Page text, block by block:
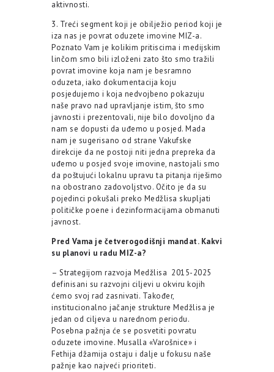
aktivnosti.
3. Treći segment koji je obilježio period koji je
iza nas je povrat oduzete imovine MIZ-a.
Poznato Vam je kolikim pritiscima i medijskim
linčom smo bili izloženi zato što smo tražili
povrat imovine koja nam je besramno
oduzeta, iako dokumentacija koju
posjedujemo i koja nedvojbeno pokazuju
naše pravo nad upravljanje istim, što smo
javnosti i prezentovali, nije bilo dovoljno da
nam se dopusti da uđemo u posjed. Mada
nam je sugerisano od strane Vakufske
direkcije da ne postoji niti jedna prepreka da
uđemo u posjed svoje imovine, nastojali smo
da poštujući lokalnu upravu ta pitanja riješimo
na obostrano zadovoljstvo. Očito je da su
pojedinci pokušali preko Medžlisa skupljati
političke poene i dezinformacijama obmanuti
javnost.
Pred Vama je četverogodišnji mandat. Kakvi
su planovi u radu MIZ-a?
– Strategijom razvoja Medžlisa ‎ 2015-2025
definisani su razvojni ciljevi u okviru kojih
ćemo svoj rad zasnivati. Također,
institucionalno jačanje strukture Medžlisa je
jedan od ciljeva u narednom periodu.
Posebna pažnja će se posvetiti povratu
oduzete imovine. Musalla «Varošnice» i
Fethija džamija ostaju i dalje u fokusu naše
pažnje kao najveći prioriteti.